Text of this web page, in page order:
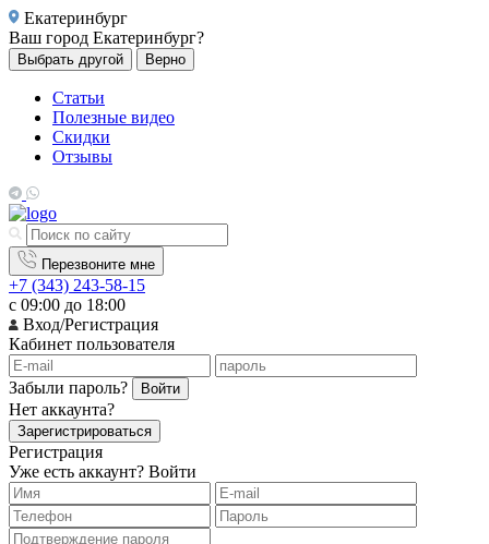
Екатеринбург
Ваш город Екатеринбург?
Выбрать другой Верно
Статьи
Полезные видео
Скидки
Отзывы
Перезвоните мне
+7 (343) 243-58-15
с 09:00 до 18:00
Вход/Регистрация
Кабинет пользователя
Забыли пароль? Войти
Нет аккаунта?
Зарегистрироваться
Регистрация
Уже есть аккаунт? Войти